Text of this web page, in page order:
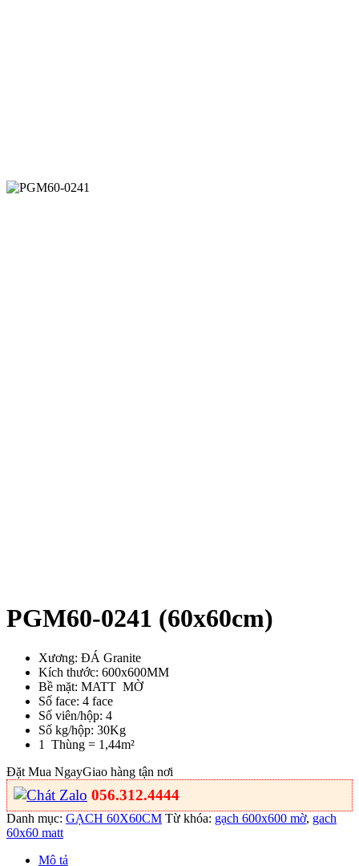
PGM60-0241 (60x60cm)
Xương: ĐÁ Granite
Kích thước: 600x600MM
Bề mặt: MATT MỜ
Số face: 4 face
Số viên/hộp: 4
Số kg/hộp: 30Kg
1 Thùng = 1,44m²
Đặt Mua NgayGiao hàng tận nơi
056.312.4444
Danh mục: GẠCH 60X60CM Từ khóa: gạch 600x600 mờ, gach
60x60 matt
Mô tả